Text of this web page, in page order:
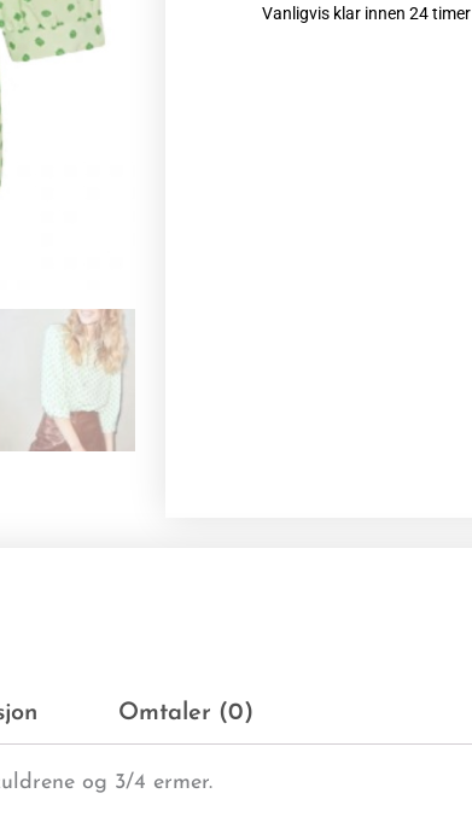
Vanligvis klar innen 24 timer
Omtaler (0)
og 3/4 ermer.